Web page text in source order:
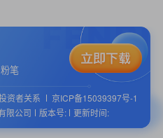
笔
资者关系
京ICP备15039397号-1
限公司
版本号: 更新时间: